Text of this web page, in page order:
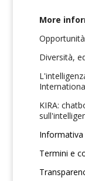
More
Diversità,
KIRA:
Informativa
Termini e